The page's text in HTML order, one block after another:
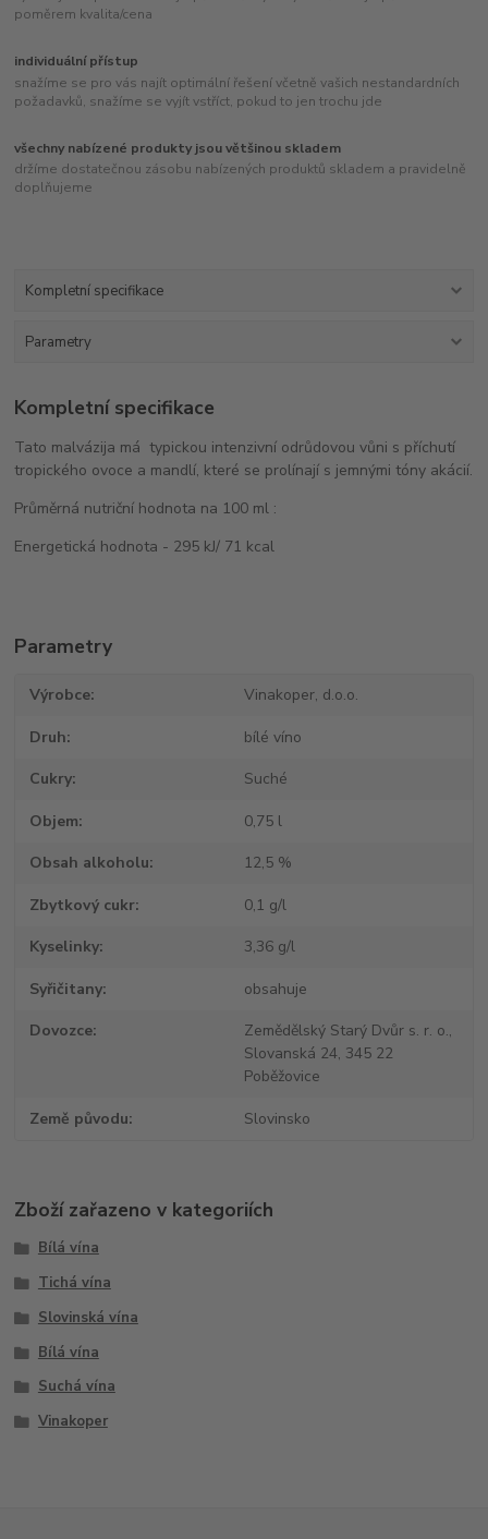
poměrem kvalita/cena
individuální přístup
snažíme se pro vás najít optimální řešení včetně vašich nestandardních
požadavků, snažíme se vyjít vstříct, pokud to jen trochu jde
všechny nabízené produkty jsou většinou skladem
držíme dostatečnou zásobu nabízených produktů skladem a pravidelně
doplňujeme
Kompletní specifikace
Parametry
Kompletní specifikace
Tato malvázija má typickou intenzivní odrůdovou vůni s příchutí
tropického ovoce a mandlí, které se prolínají s jemnými tóny akácií.
Průměrná nutriční hodnota na 100 ml :
Energetická hodnota - 295 kJ/ 71 kcal
Parametry
Výrobce Vinakoper, d.o.o.
Druh bílé víno
Cukry Suché
Objem 0,75 l
Obsah alkoholu 12,5 %
Zbytkový cukr 0,1 g/l
Kyselinky 3,36 g/l
Syřičitany obsahuje
Dovozce
Zemědělský Starý Dvůr s. r. o.,
Slovanská 24, 345 22
Poběžovice
Země původu Slovinsko
Zboží zařazeno v kategoriích
Bílá vína
Tichá vína
Slovinská vína
Bílá vína
Suchá vína
Vinakoper